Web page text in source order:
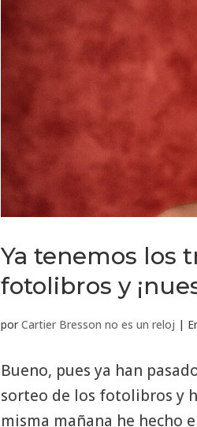
Ya tenemos los
fotolibros y
porCartier Bresson no es un reloj |
Bueno, pues ya han
sorteo de los fotolibros y
misma mañana he hecho